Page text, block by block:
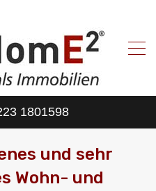
1801598
und sehr
Wohn- und